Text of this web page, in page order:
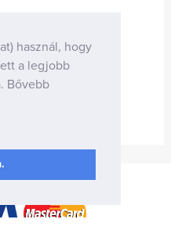
használ, hogy
a legjobb
Bővebb